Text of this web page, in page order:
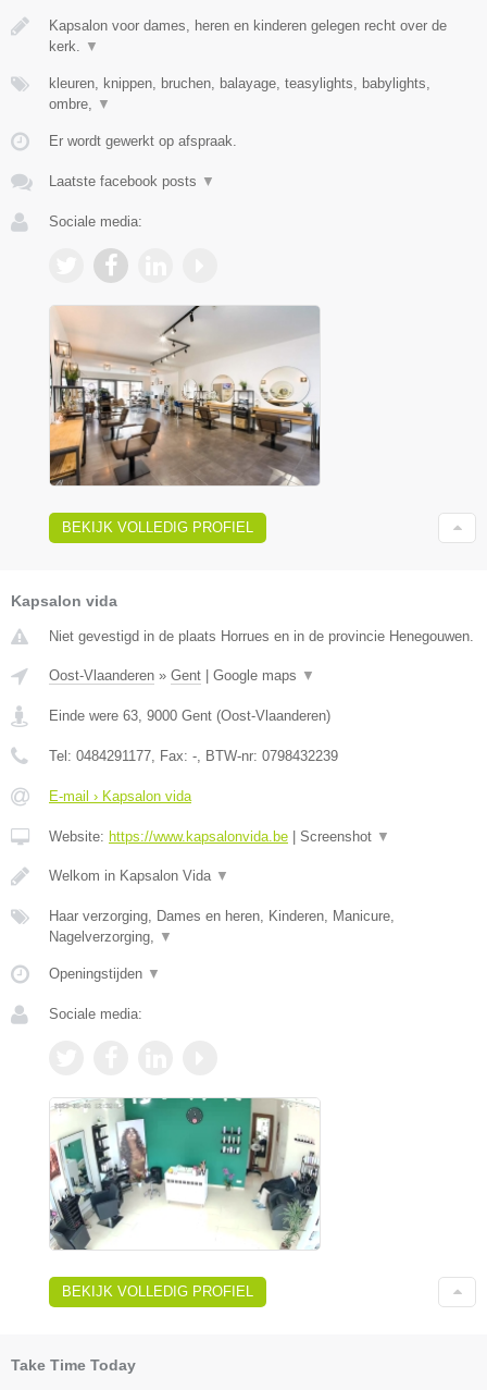
Kapsalon voor dames, heren en kinderen gelegen recht over de
kerk.
▼
kleuren, knippen, bruchen, balayage, teasylights, babylights,
ombre,
▼
Er wordt gewerkt op afspraak.
Laatste facebook posts ▼
Sociale media:
BEKIJK VOLLEDIG PROFIEL
Kapsalon vida
Niet gevestigd in de plaats Horrues en in de provincie Henegouwen.
Oost-Vlaanderen » Gent Google maps ▼
Einde were 63, 9000 Gent (Oost-Vlaanderen)
Tel: 0484291177, Fax: -, BTW-nr: 0798432239
E-mail › Kapsalon vida
Website: https://www.kapsalonvida.be Screenshot ▼
Welkom in Kapsalon Vida ▼
Haar verzorging, Dames en heren, Kinderen, Manicure,
Nagelverzorging, ▼
Openingstijden ▼
Sociale media:
BEKIJK VOLLEDIG PROFIEL
Take Time Today